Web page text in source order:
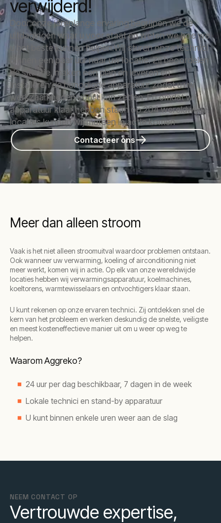
verwijderd!
Door onze jarenlange ervaring begrijpen we de
uitdagingen waar u voor staat en weten we hoe we
u het beste kunnen helpen.Wij sturen onze technici
binnen een paar uur naar uw locatie. Zij beoordelen
de situatie, maken een plan en leveren en
installeren de benodigde apparatuur zodat u uw
werkzaamheden voort kan zetten. En omdat wij
apparatuur klaar hebben staan op 204 wereldwijde
locaties kunnen wij meteen in actie komen
Contacteer ons
Meer dan alleen stroom
Vaak is het niet alleen stroomuitval waardoor problemen ontstaan.
Ook wanneer uw verwarming, koeling of airconditioning niet
meer werkt, komen wij in actie. Op elk van onze wereldwijde
locaties hebben wij verwarmingsapparatuur, koelmachines,
koeltorens, warmtewisselaars en ontvochtigers klaar staan.
U kunt rekenen op onze ervaren technici. Zij ontdekken snel de
kern van het probleem en werken deskundig de snelste, veiligste
en meest kosteneffectieve manier uit om u weer op weg te
helpen.
Waarom Aggreko?
24 uur per dag beschikbaar, 7 dagen in de week
Lokale technici en stand-by apparatuur
U kunt binnen enkele uren weer aan de slag
NEEM CONTACT OP
Vertrouwde expertise,